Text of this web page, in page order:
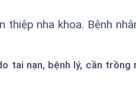
thiệp nha khoa. Bệnh
tai nạn, bệnh lý, cần trồng